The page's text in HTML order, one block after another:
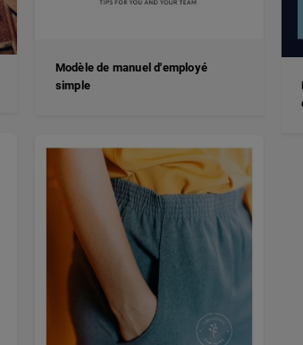
Modèle de manuel d'employé
simple